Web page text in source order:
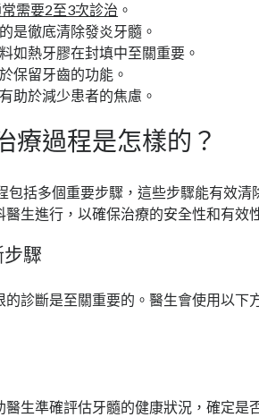
需要2至3次診治 。
是徹底清除發炎牙髓。
如熱牙膠在封填中至關重要。
保留牙齒的功能。
助於減少患者的焦慮。
療過程是怎樣的？
包括多個重要步驟，這些步驟能有效清
生進行，以確保治療的安全性和有效
驟
診斷是至關重要的。醫生會使用以下
生準確評估牙髓的健康狀況，確定是